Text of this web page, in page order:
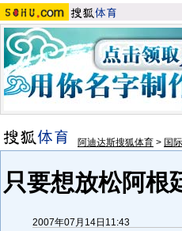
阿迪达斯搜狐体育 > 国
只要想放松阿根
2007年07月14日11:43